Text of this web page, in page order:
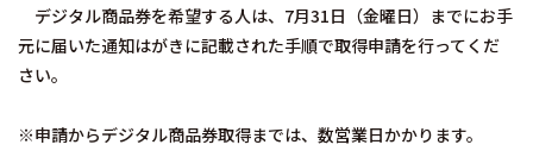
デジタル商品券を希望する人は、7月31日（金曜日）までにお手
元に届いた通知はがきに記載された手順で取得申請を行ってくだ
さい。
※申請からデジタル商品券取得までは、数営業日かかります。